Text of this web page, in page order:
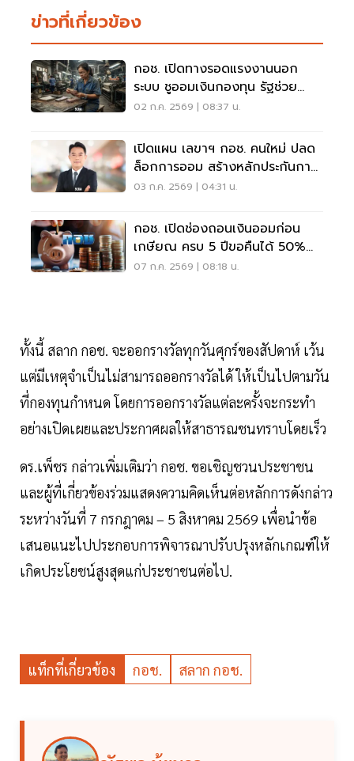
ข่าวที่เกี่ยวข้อง
กอช. เปิดทางรอดแรงงานนอก
ระบบ ชูออมเงินกองทุน รัฐช่วย
สมทบ
02 ก.ค. 2569 | 08:37 น.
เปิดแผน เลขาฯ กอช. คนใหม่ ปลด
ล็อกการออม สร้างหลักประกันการ
เงิน
03 ก.ค. 2569 | 04:31 น.
กอช. เปิดช่องถอนเงินออมก่อน
เกษียณ ครบ 5 ปีขอคืนได้ 50%
จ่ายภายใน 15 วัน
07 ก.ค. 2569 | 08:18 น.
ทั้งนี้ สลาก กอช. จะออกรางวัลทุกวันศุกร์ของสัปดาห์ เว้น
แต่มีเหตุจำเป็นไม่สามารถออกรางวัลได้ ให้เป็นไปตามวัน
ที่กองทุนกำหนด โดยการออกรางวัลแต่ละครั้งจะกระทำ
อย่างเปิดเผยและประกาศผลให้สาธารณชนทราบโดยเร็ว
ดร.เพ็ชร กล่าวเพิ่มเติมว่า กอช. ขอเชิญชวนประชาชน
และผู้ที่เกี่ยวข้องร่วมแสดงความคิดเห็นต่อหลักการดังกล่าว
ระหว่างวันที่ 7 กรกฎาคม – 5 สิงหาคม 2569 เพื่อนำข้อ
เสนอแนะไปประกอบการพิจารณาปรับปรุงหลักเกณฑ์ให้
เกิดประโยชน์สูงสุดแก่ประชาชนต่อไป.
แท็กที่เกี่ยวข้อง กอช. สลาก กอช.